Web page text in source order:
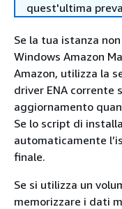
quest'ultima
Se la tua istanza
Windows Amazon
Amazon, utilizza la
driver ENA corrente
aggiornamento
Se lo script di
automaticamente
finale.
Se si utilizza un
memorizzare i dati